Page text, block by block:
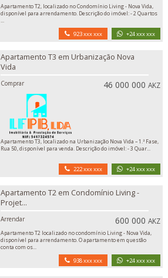
Apartamento T2, localizado no Condomínio Living - Nova Vida,
disponível para arrendamento. Descrição do imóvel: - 2 Quartos
...
923 xxx xxx +24 xxx xxx
Apartamento T3 em Urbanização Nova
Vida
Comprar 46 000 000AKZ
Apartamento T3, localizado na Urbanização Nova Vida – 1.ª Fase,
Rua 50, disponível para venda. Descrição do imóvel: - 3 Quar...
222 xxx xxx +24 xxx xxx
Apartamento T2 em Condomínio Living -
Projet...
Arrendar 600 000AKZ
Apartamento T2 localizado no condomínio Living - Nova Vida,
disponível para arrendamento. O apartamento em questão
conta com os...
938 xxx xxx +24 xxx xxx